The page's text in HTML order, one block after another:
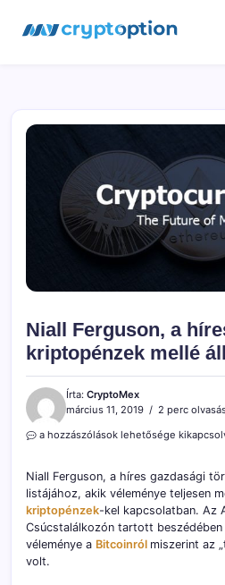
Niall Ferguson, a
kriptopénzek mellé
Írta: CryptoMex
március 11, 2019
2 perc
Niall
híres
szakértő
a
kriptopénzek
mellé
állt
a hozzászólások lehetősége
Niall Ferguson, a híres gazdasági
listájához, akik véleménye teljesen
kriptopénzek-kel kapcsolatban. Az
Csúcstalálkozón tartott
véleménye a Bitcoinról miszerint az
volt.